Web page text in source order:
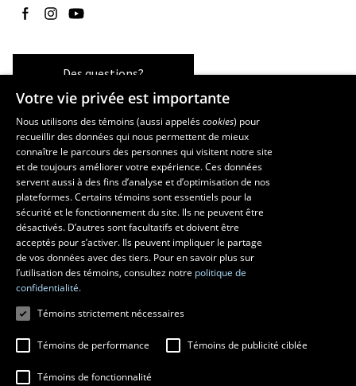
Suivez-nous sur Facebook
Suivez-nous sur Instagram
Suivez-nous sur YouTube
Des questions?
Les écoles et la recherche
École d’art
École supérieure d’aménagement du territoire et de développement
régional
École de design
Centre de recherche en aménagement et développement
Votre vie privée est importante
Nous utilisons des témoins (aussi appeléscookies) pour
recueillir des données qui nous permettent de mieux
connaître le parcours des personnes qui visitent notre site
et de toujours améliorer votre expérience. Ces données
servent aussi à des fins d’analyse et d’optimisation de nos
plateformes. Certains témoins sont essentiels pour la
sécurité et le fonctionnement du site. Ils ne peuvent être
désactivés. D’autres sont facultatifs et doivent être
acceptés pour s’activer. Ils peuvent impliquer le partage
de vos données avec des tiers. Pour en savoir plus sur
l’utilisation des témoins, consultez notre politique de
confidentialité.
Témoins strictement nécessaires
Témoins de performance Témoins de publicité ciblée
Témoins de fonctionnalité